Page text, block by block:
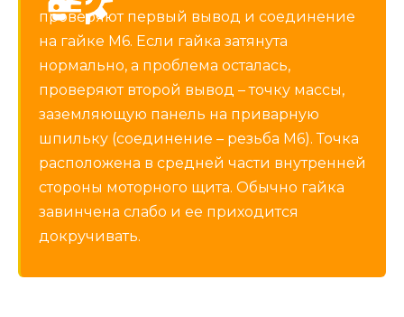
проверяют первый вывод и соединение
на гайке М6. Если гайка затянута
нормально, а проблема осталась,
проверяют второй вывод – точку массы,
заземляющую панель на приварную
шпильку (соединение – резьба М6). Точка
расположена в средней части внутренней
стороны моторного щита. Обычно гайка
завинчена слабо и ее приходится
докручивать.